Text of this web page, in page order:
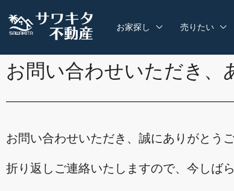
お家探し 売りたい
お問い合わせいただき、
お問い合わせいただき、誠にありがとうご
折り返しご連絡いたしますので、今しば